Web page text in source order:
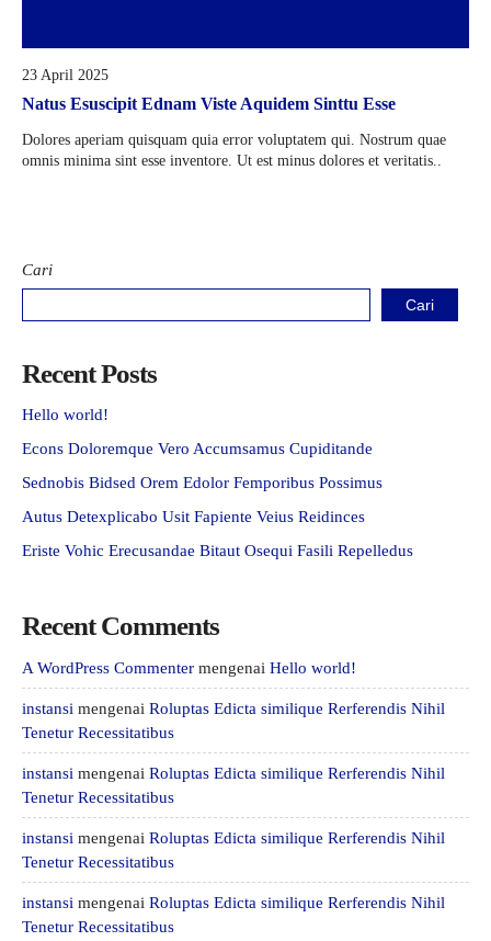
23 April 2025
Natus Esuscipit Ednam Viste Aquidem Sinttu Esse
Dolores aperiam quisquam quia error voluptatem qui. Nostrum quae
omnis minima sint esse inventore. Ut est minus dolores et veritatis..
Cari
Cari
Recent Posts
Hello world!
Econs Doloremque Vero Accumsamus Cupiditande
Sednobis Bidsed Orem Edolor Femporibus Possimus
Autus Detexplicabo Usit Fapiente Veius Reidinces
Eriste Vohic Erecusandae Bitaut Osequi Fasili Repelledus
Recent Comments
A WordPress Commenter mengenai Hello world!
instansi mengenai Roluptas Edicta similique Rerferendis Nihil
Tenetur Recessitatibus
instansi mengenai Roluptas Edicta similique Rerferendis Nihil
Tenetur Recessitatibus
instansi mengenai Roluptas Edicta similique Rerferendis Nihil
Tenetur Recessitatibus
instansi mengenai Roluptas Edicta similique Rerferendis Nihil
Tenetur Recessitatibus